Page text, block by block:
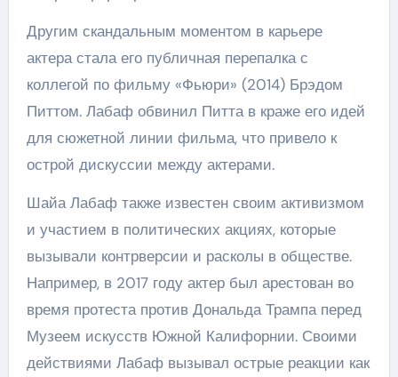
Другим скандальным моментом в карьере
актера стала его публичная перепалка с
коллегой по фильму «Фьюри» (2014) Брэдом
Питтом. Лабаф обвинил Питта в краже его идей
для сюжетной линии фильма, что привело к
острой дискуссии между актерами.
Шайа Лабаф также известен своим активизмом
и участием в политических акциях, которые
вызывали контрверсии и расколы в обществе.
Например, в 2017 году актер был арестован во
время протеста против Дональда Трампа перед
Музеем искусств Южной Калифорнии. Своими
действиями Лабаф вызывал острые реакции как